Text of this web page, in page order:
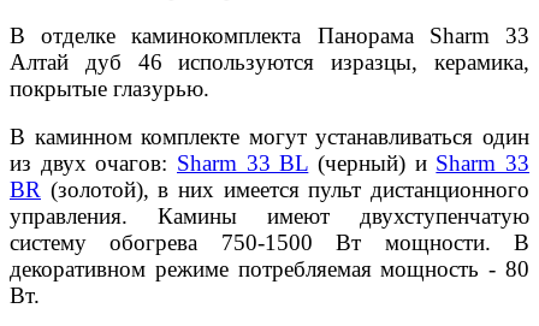
В отделке каминокомплекта Панорама Sharm 33
Алтай дуб 46 используются изразцы, керамика,
покрытые глазурью.
В каминном комплекте могут устанавливаться один
из двух очагов: Sharm 33 BL (черный) и Sharm 33
BR (золотой), в них имеется пульт дистанционного
управления. Камины имеют двухступенчатую
систему обогрева 750-1500 Вт мощности. В
декоративном режиме потребляемая мощность - 80
Вт.